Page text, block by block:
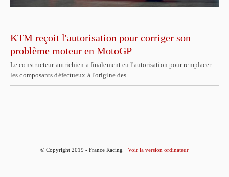
KTM reçoit l'autorisation pour corriger son
problème moteur en MotoGP
Le constructeur autrichien a finalement eu l'autorisation pour remplacer
les composants défectueux à l'origine des…
© Copyright 2019 - France Racing Voir la version ordinateur